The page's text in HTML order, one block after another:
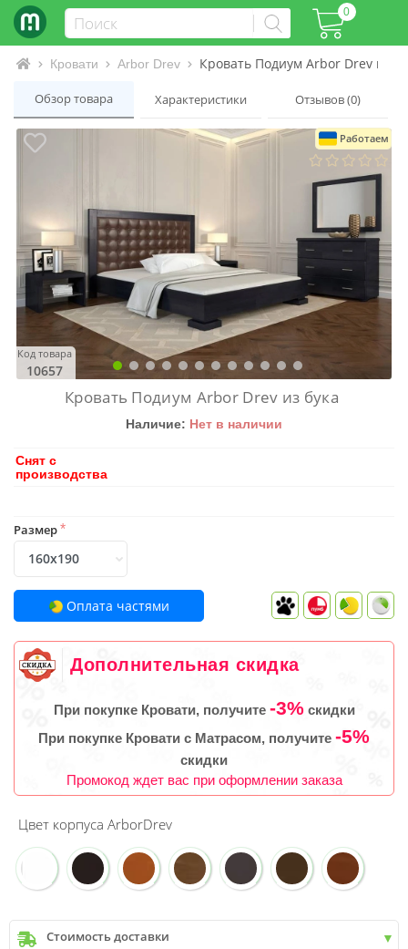
0
Интернет-магазин матрасов и кроватей
Кровати Arbor Drev Кровать Подиум Arbor Drev из
Обзор товара Характеристики Отзывов (0)
Работаем
Код товара
10657
Кровать Подиум Arbor Drev из бука
Наличие: Нет в наличии
Снят с
производства
Размер*
Оплата частями
Дополнительная скидка
При покупке Кровати, получите -3%скидки
При покупке Кровати с Матрасом, получите -5%
скидки
Промокод ждет вас при оформлении заказа
Цвет корпуса ArborDrev
Стоимость доставки